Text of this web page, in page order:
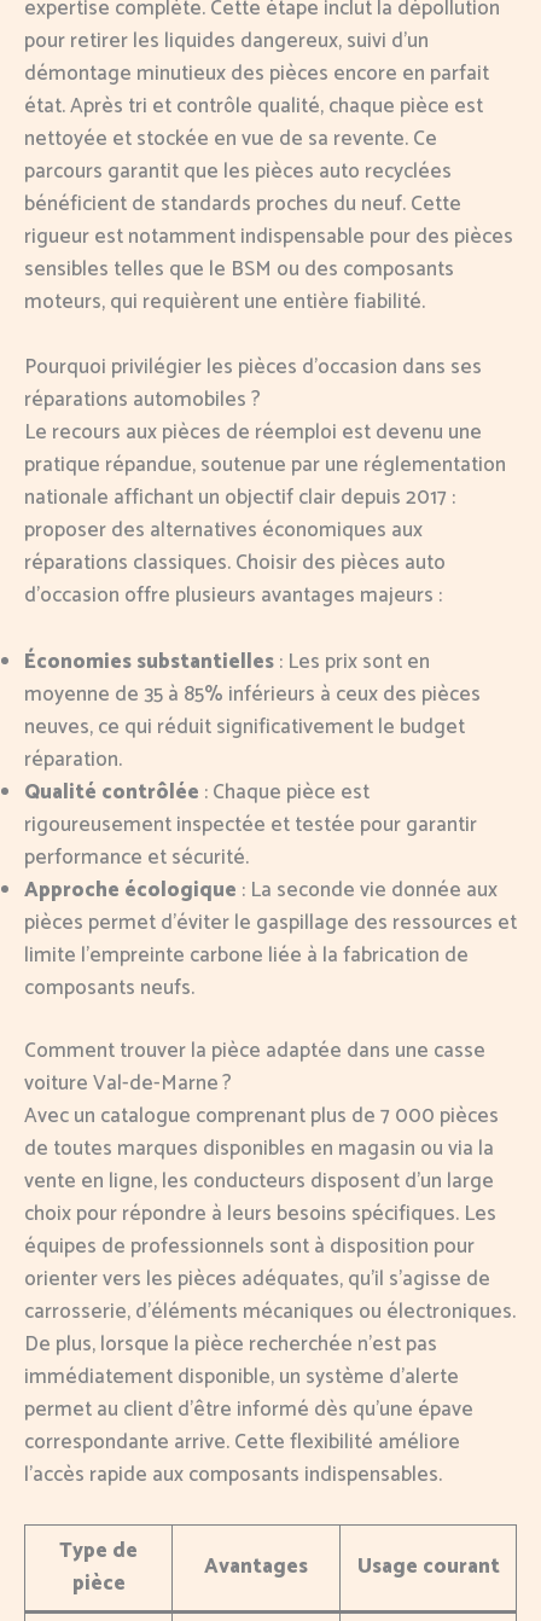
expertise complète. Cette étape inclut la dépollution
pour retirer les liquides dangereux, suivi d’un
démontage minutieux des pièces encore en parfait
état. Après tri et contrôle qualité, chaque pièce est
nettoyée et stockée en vue de sa revente. Ce
parcours garantit que les pièces auto recyclées
bénéficient de standards proches du neuf. Cette
rigueur est notamment indispensable pour des pièces
sensibles telles que le BSM ou des composants
moteurs, qui requièrent une entière fiabilité.
Pourquoi privilégier les pièces d’occasion dans ses
réparations automobiles ?
Le recours aux pièces de réemploi est devenu une
pratique répandue, soutenue par une réglementation
nationale affichant un objectif clair depuis 2017 :
proposer des alternatives économiques aux
réparations classiques. Choisir des pièces auto
d’occasion offre plusieurs avantages majeurs :
Économies substantielles: Les prix sont en
moyenne de 35 à 85% inférieurs à ceux des pièces
neuves, ce qui réduit significativement le budget
réparation.
Qualité contrôlée : Chaque pièce est
rigoureusement inspectée et testée pour garantir
performance et sécurité.
Approche écologique : La seconde vie donnée aux
pièces permet d’éviter le gaspillage des ressources et
limite l’empreinte carbone liée à la fabrication de
composants neufs.
Comment trouver la pièce adaptée dans une casse
voiture Val-de-Marne ?
Avec un catalogue comprenant plus de 7 000 pièces
de toutes marques disponibles en magasin ou via la
vente en ligne, les conducteurs disposent d’un large
choix pour répondre à leurs besoins spécifiques. Les
équipes de professionnels sont à disposition pour
orienter vers les pièces adéquates, qu’il s’agisse de
carrosserie, d’éléments mécaniques ou électroniques.
De plus, lorsque la pièce recherchée n’est pas
immédiatement disponible, un système d’alerte
permet au client d’être informé dès qu’une épave
correspondante arrive. Cette flexibilité améliore
l’accès rapide aux composants indispensables.
Type de
pièce
Avantages Usage courant